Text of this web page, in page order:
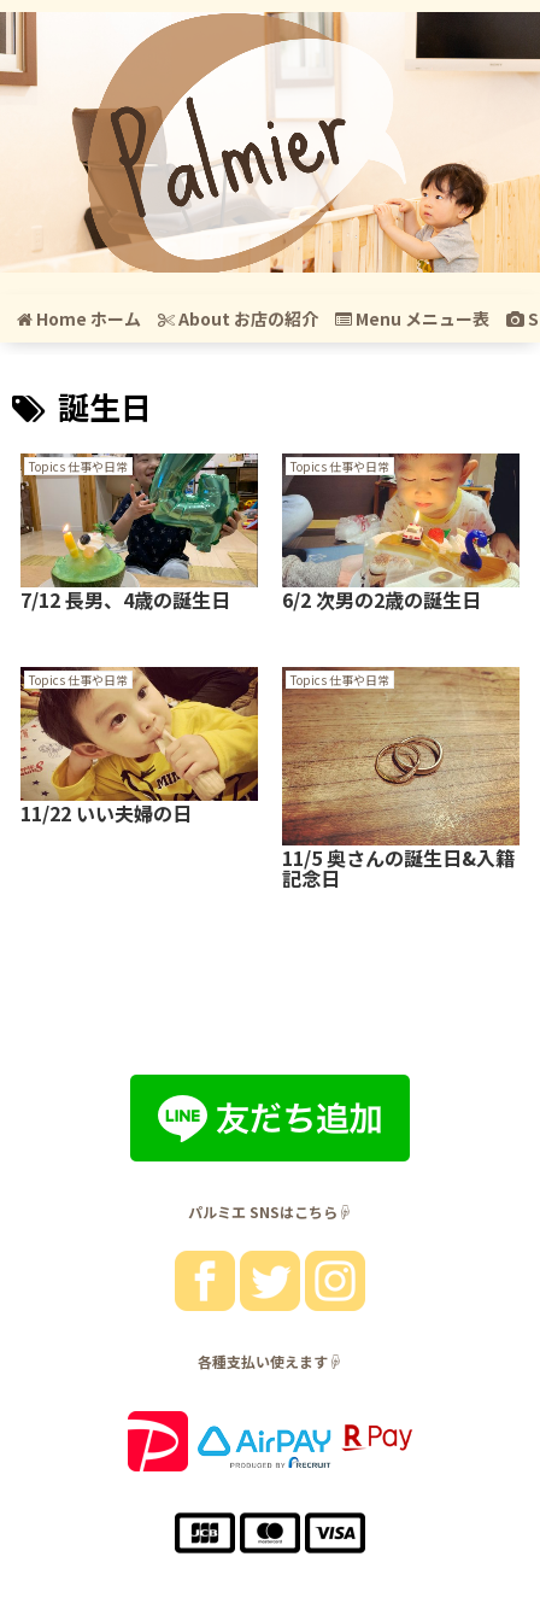
Home ホーム About お店の紹介 Menu メニュー表
誕生日
Topics 仕事や日常
7/12 長男、4歳の誕生日
Topics 仕事や日常
6/2 次男の2歳の誕生日
Topics 仕事や日常
11/22 いい夫婦の日
Topics 仕事や日常
11/5 奥さんの誕生日&入籍
記念日
パルミエ SNSはこちら☟
各種支払い使えます☟